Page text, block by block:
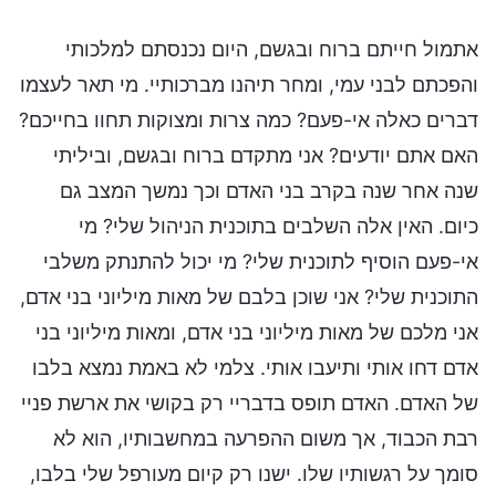
אתמול חייתם ברוח ובגשם, היום נכנסתם למלכותי
והפכתם לבני עמי, ומחר תיהנו מברכותיי. מי תאר לעצמו
דברים כאלה אי-פעם? כמה צרות ומצוקות תחוו בחייכם?
האם אתם יודעים? אני מתקדם ברוח ובגשם, וביליתי
שנה אחר שנה בקרב בני האדם וכך נמשך המצב גם
כיום. האין אלה השלבים בתוכנית הניהול שלי? מי
אי-פעם הוסיף לתוכנית שלי? מי יכול להתנתק משלבי
התוכנית שלי? אני שוכן בלבם של מאות מיליוני בני אדם,
אני מלכם של מאות מיליוני בני אדם, ומאות מיליוני בני
אדם דחו אותי ותיעבו אותי. צלמי לא באמת נמצא בלבו
של האדם. האדם תופס בדבריי רק בקושי את ארשת פניי
רבת הכבוד, אך משום ההפרעה במחשבותיו, הוא לא
סומך על רגשותיו שלו. ישנו רק קיום מעורפל שלי בלבו,